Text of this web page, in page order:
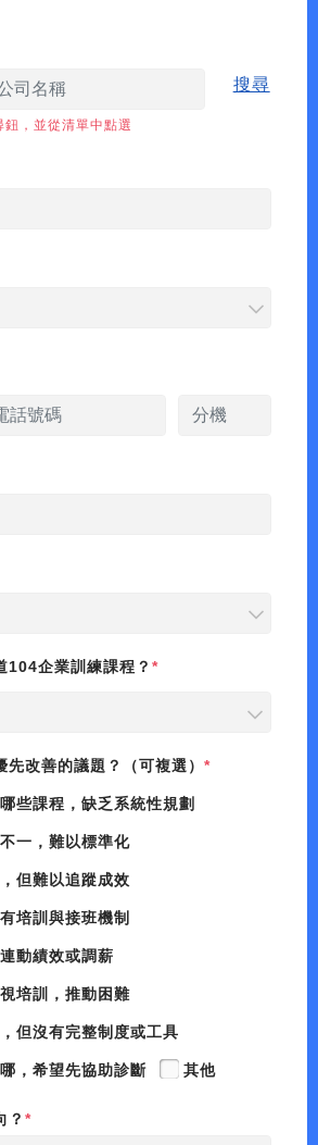
，並從清單中點選
搜尋
104企業訓練課程？
改善的議題？（可複選）
些課程，缺乏系統性規劃
一，難以標準化
但難以追蹤成效
培訓與接班機制
動績效或調薪
培訓，推動困難
但沒有完整制度或工具
，希望先協助診斷 其他
？